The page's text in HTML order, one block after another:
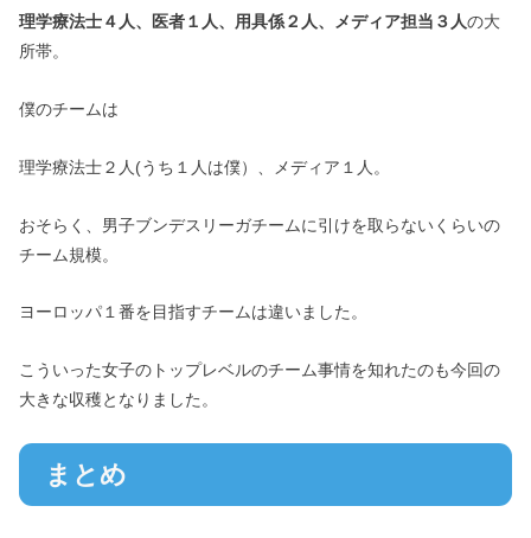
理学療法士４人、医者１人、用具係２人、メディア担当３人の大
所帯。
僕のチームは
理学療法士２人(うち１人は僕）、メディア１人。
おそらく、男子ブンデスリーガチームに引けを取らないくらいの
チーム規模。
ヨーロッパ１番を目指すチームは違いました。
こういった女子のトップレベルのチーム事情を知れたのも今回の
大きな収穫となりました。
まとめ